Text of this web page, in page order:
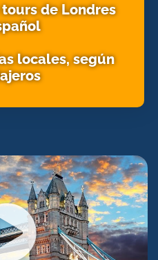
de Londres
locales, según